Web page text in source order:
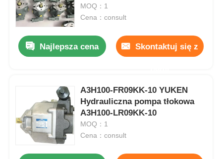
MOQ：1
Cena：consult
Najlepsza cena Skontaktuj się z
A3H100-FR09KK-10 YUKEN
Hydrauliczna pompa tłokowa
A3H100-LR09KK-10
MOQ：1
Cena：consult